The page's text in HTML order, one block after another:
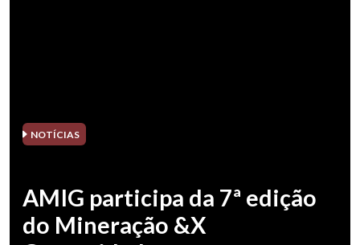
NOTÍCIAS
AMIG participa da 7ª edição
do Mineração &X